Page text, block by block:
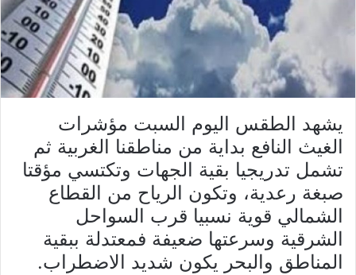
يشهد الطقس اليوم السبت مؤشرات
الغيث النافع بداية من مناطقنا الغربية ثم
تشمل تدريجيا بقية الجهات وتكتسي مؤقتا
صبغة رعدية، وتكون الرياح من القطاع
الشمالي قوية نسبيا قرب السواحل
الشرقية وسرعتها ضعيفة فمعتدلة ببقية
المناطق والبحر يكون شديد الاضطراب.